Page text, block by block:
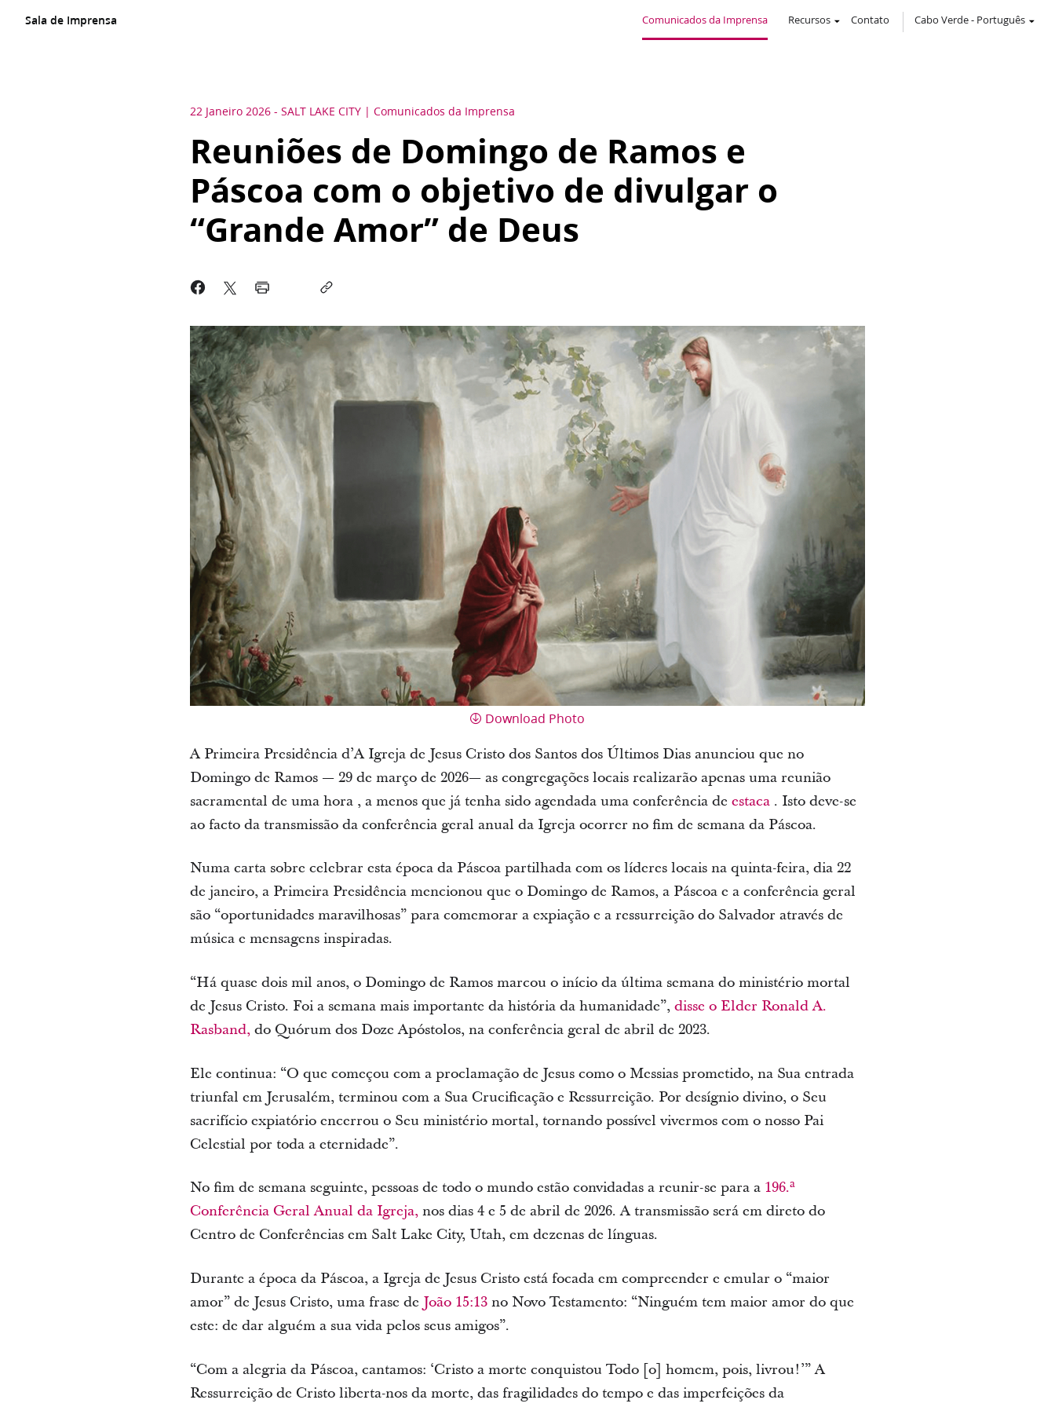
Sala de Imprensa Comunicados da Imprensa Recursos Contato Cabo Verde- Português
22 Janeiro 2026 - SALT LAKE CITY Comunicados da Imprensa
Reuniões de Domingo de Ramos e
Páscoa com o objetivo de divulgar o
“Grande Amor” de Deus
Download Photo
A Primeira Presidência d’A Igreja de Jesus Cristo dos Santos dos Últimos Dias anunciou que no
Domingo de Ramos — 29 de março de 2026— as congregações locais realizarão apenas uma reunião
sacramental de uma hora , a menos que já tenha sido agendada uma conferência de estaca. Isto deve-se
ao facto da transmissão da conferência geral anual da Igreja ocorrer no fim de semana da Páscoa.
Numa carta sobre celebrar esta época da Páscoa partilhada com os líderes locais na quinta-feira, dia 22
de janeiro, a Primeira Presidência mencionou que o Domingo de Ramos, a Páscoa e a conferência geral
são “oportunidades maravilhosas” para comemorar a expiação e a ressurreição do Salvador através de
música e mensagens inspiradas.
“Há quase dois mil anos, o Domingo de Ramos marcou o início da última semana do ministério mortal
de Jesus Cristo. Foi a semana mais importante da história da humanidade”, disse o Elder Ronald A.
Rasband,do Quórum dos Doze Apóstolos, na conferência geral de abril de 2023.
Ele continua: “O que começou com a proclamação de Jesus como o Messias prometido, na Sua entrada
triunfal em Jerusalém, terminou com a Sua Crucificação e Ressurreição. Por desígnio divino, o Seu
sacrifício expiatório encerrou o Seu ministério mortal, tornando possível vivermos com o nosso Pai
Celestial por toda a eternidade”.
No fim de semana seguinte, pessoas de todo o mundo estão convidadas a reunir-se para a 196.ª
Conferência Geral Anual da Igreja,nos dias 4 e 5 de abril de 2026. A transmissão será em direto do
Centro de Conferências em Salt Lake City, Utah, em dezenas de línguas.
Durante a época da Páscoa, a Igreja de Jesus Cristo está focada em compreender e emular o “maior
amor” de Jesus Cristo, uma frase de João 15:13no Novo Testamento: “Ninguém tem maior amor do que
este: de dar alguém a sua vida pelos seus amigos”.
“Com a alegria da Páscoa, cantamos: ‘Cristo a morte conquistou Todo [o] homem, pois, livrou!’” A
Ressurreição de Cristo liberta-nos da morte, das fragilidades do tempo e das imperfeições da